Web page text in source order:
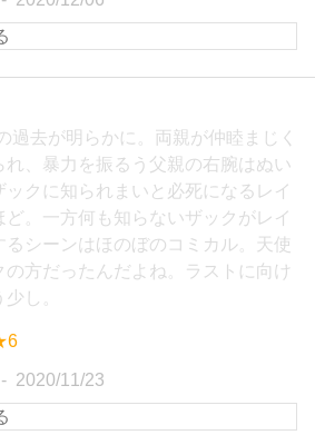
過去が明らかに。両親が仲睦まじく
れ、暴力を振るう父親の右腕はぬい
ックに知られまいと必死になるレイ
ど。一方何も知らないザックがレイ
るシーンはほのぼのコミカル。天使
の方だったんだよね。ラストに向け
し。
2020/11/23